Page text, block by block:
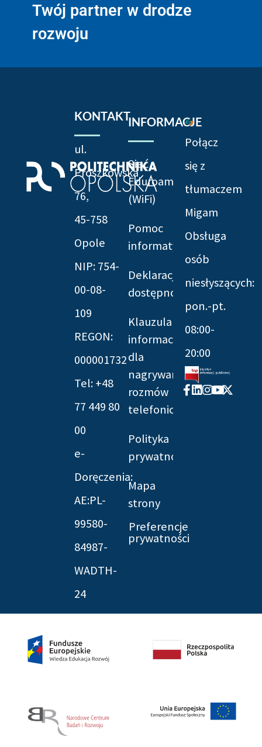
Twój partner w drodze
rozwoju
KONTAKT
ul.
Prószkowska
76,
45-758
Opole
NIP: 754-
00-08-
109
REGON:
000001732
Tel: +48
77 449 80
00
e-
Doręczenia:
AE:PL-
99580-
84987-
WADTH-
24
INFORMACJE
Sieć
Eduroam
(WiFi)
Pomoc
informatyczna
Deklaracja
dostępności
Klauzula
informacyjna
dla
nagrywania
rozmów
telefonicznych
Polityka
prywatności
Mapa
strony
Preferencje
prywatności
Połącz
się z
tłumaczem
Migam
Obsługa
osób
niesłyszących:
pon.-pt.
08:00-
20:00
Facebook-
f
Linkedin
Instagram
Youtube
X-
twitter